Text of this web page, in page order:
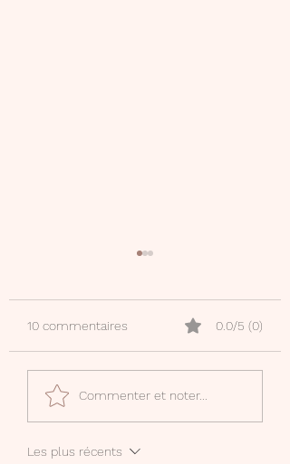
Mon compte Canva
Creator
10 commentaires 0.0/5 (0)
Commenter et noter...
Les plus récents